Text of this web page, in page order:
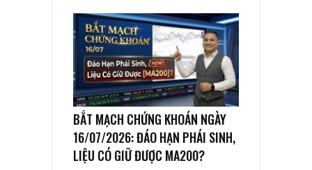
BẮT MẠCH CHỨNG KHOÁN NGÀY
16/07/2026: ĐÁO HẠN PHÁI SINH,
LIỆU CÓ GIỮ ĐƯỢC MA200?